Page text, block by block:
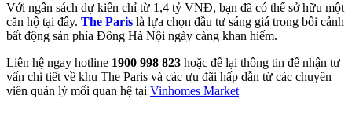
Với ngân sách dự kiến chỉ từ 1,4 tỷ VNĐ, bạn đã có thể sở hữu một
căn hộ tại đây. The Paris là lựa chọn đầu tư sáng giá trong bối cảnh
bất động sản phía Đông Hà Nội ngày càng khan hiếm.
Liên hệ ngay hotline 1900 998 823 hoặc để lại thông tin để nhận tư
vấn chi tiết về khu The Paris và các ưu đãi hấp dẫn từ các chuyên
viên quản lý mối quan hệ tại Vinhomes Market